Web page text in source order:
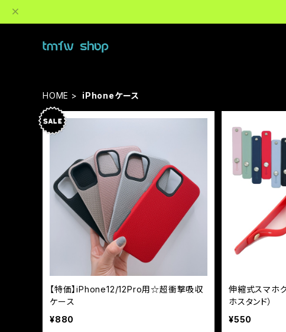
HOME iPhoneケース
【特価】iPhone12/12Pro用☆超衝撃吸収
ケース
¥880
伸縮式スマホ
ホスタンド）
¥550